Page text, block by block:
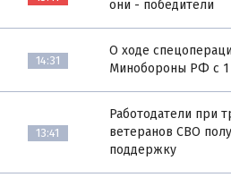
они - победители
14:31
О ходе
Минобороны РФ с 1
13:41
Работодатели при
ветеранов СВО
поддержку